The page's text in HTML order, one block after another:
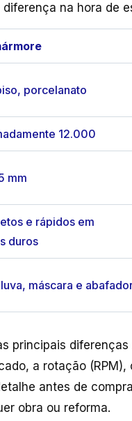
na hora de
porcelanato
12.000
mm
e rápidos em
duros
máscara e
principais
a rotação
antes de
obra ou reforma.